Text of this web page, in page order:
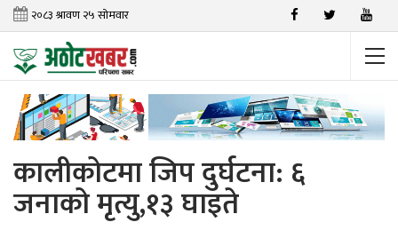
कालीकोटमा जिप दुर्घटना: ६
जनाको मृत्यु,१३ घाइते